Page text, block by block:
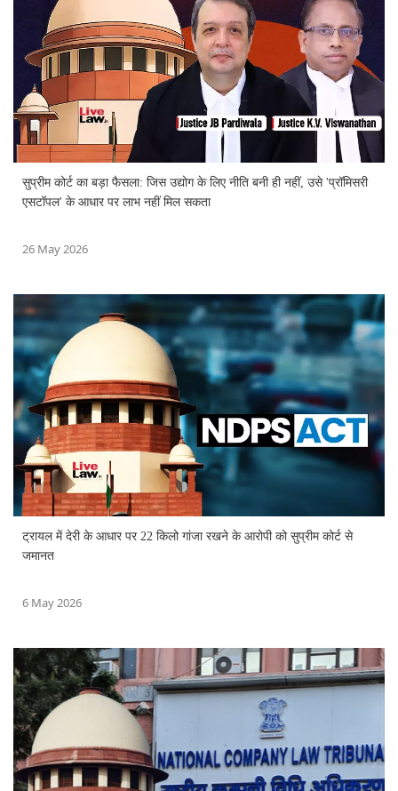
सुप्रीम कोर्ट का बड़ा फैसला: जिस उद्योग के लिए नीति बनी ही नहीं, उसे 'प्रॉमिसरी
एसटॉपल' के आधार पर लाभ नहीं मिल सकता
26 May 2026
ट्रायल में देरी के आधार पर 22 किलो गांजा रखने के आरोपी को सुप्रीम कोर्ट से
जमानत
6 May 2026